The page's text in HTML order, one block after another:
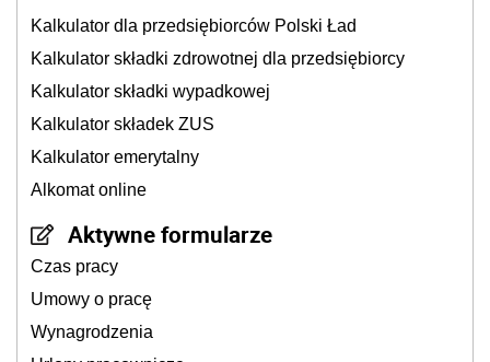
Kalkulator dla przedsiębiorców Polski Ład
Kalkulator składki zdrowotnej dla przedsiębiorcy
Kalkulator składki wypadkowej
Kalkulator składek ZUS
Kalkulator emerytalny
Alkomat online
Aktywne formularze
Czas pracy
Umowy o pracę
Wynagrodzenia